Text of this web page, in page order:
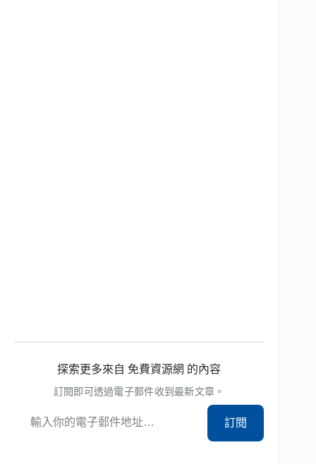
探索更多來自 免費資源網 的內容
訂閱即可透過電子郵件收到最新文章。
訂閱